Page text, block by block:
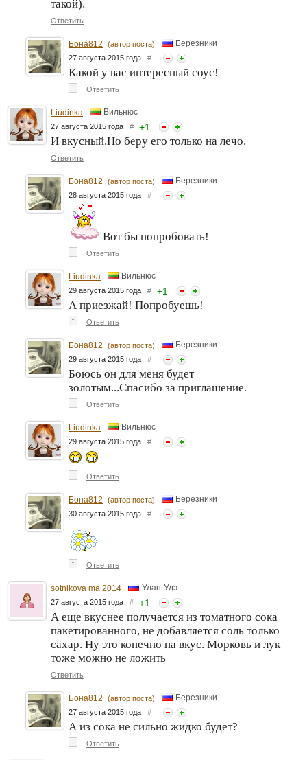
такой).
Ответить
Бона812 (автор поста) Березники
27 августа 2015 года #
Какой у вас интересный соус!
↑ Ответить
Liudinka Вильнюс
27 августа 2015 года # +1
И вкусный.Но беру его только на лечо.
Ответить
Бона812 (автор поста) Березники
28 августа 2015 года #
Вот бы попробовать!
↑ Ответить
Liudinka Вильнюс
29 августа 2015 года # +1
А приезжай! Попробуешь!
↑ Ответить
Бона812 (автор поста) Березники
29 августа 2015 года #
Боюсь он для меня будет
золотым...Спасибо за приглашение.
↑ Ответить
Liudinka Вильнюс
29 августа 2015 года #
↑ Ответить
Бона812 (автор поста) Березники
30 августа 2015 года #
↑ Ответить
sotnikova ma 2014 Улан-Удэ
27 августа 2015 года # +1
А еще вкуснее получается из томатного сока
пакетированного, не добавляется соль только
сахар. Ну это конечно на вкус. Морковь и лук
тоже можно не ложить
Ответить
Бона812 (автор поста) Березники
27 августа 2015 года #
А из сока не сильно жидко будет?
↑ Ответить